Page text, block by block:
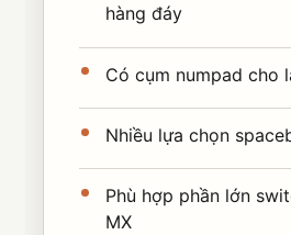
hàng đáy
Có cụm numpad cho
Nhiều lựa chọn
Phù hợp phần lớn
MX